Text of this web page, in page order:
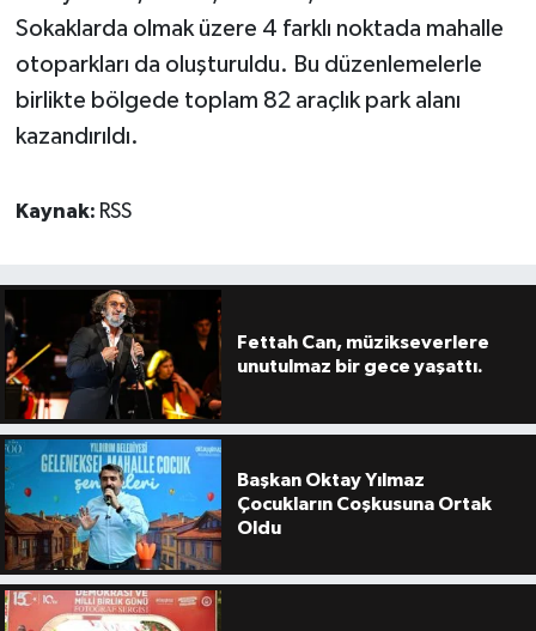
Sokaklarda olmak üzere 4 farklı noktada mahalle
otoparkları da oluşturuldu. Bu düzenlemelerle
birlikte bölgede toplam 82 araçlık park alanı
kazandırıldı.
Kaynak: RSS
Fettah Can, müzikseverlere
unutulmaz bir gece yaşattı.
Başkan Oktay Yılmaz
Çocukların Coşkusuna Ortak
Oldu